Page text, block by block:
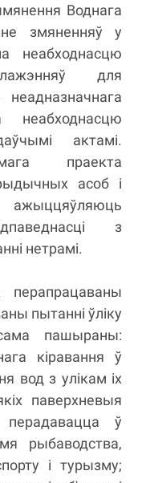
Воднага
змяненняў у
неабходнасцю
для
актамі.
праекта
асоб і
з
нетрамі.
перапрацаваны
пытанні ўліку
пашыраны:
кіравання ў
вод з улікам іх
паверхневыя
ў
рыбаводства,
і турызму;